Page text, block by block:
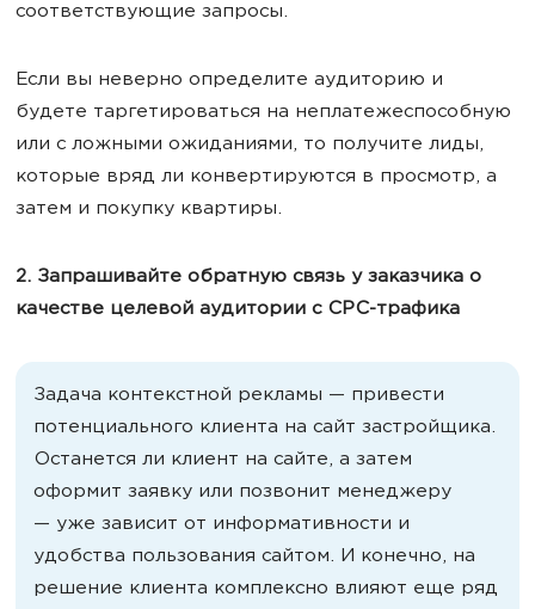
соответствующие запросы.
Если вы неверно определите аудиторию и
будете таргетироваться на неплатежеспособную
или с ложными ожиданиями, то получите лиды,
которые вряд ли конвертируются в просмотр, а
затем и покупку квартиры.
2. Запрашивайте обратную связь у заказчика о
качестве целевой аудитории с CPC-трафика
Задача контекстной рекламы — привести
потенциального клиента на сайт застройщика.
Останется ли клиент на сайте, а затем
оформит заявку или позвонит менеджеру
— уже зависит от информативности и
удобства пользования сайтом. И конечно, на
решение клиента комплексно влияют еще ряд